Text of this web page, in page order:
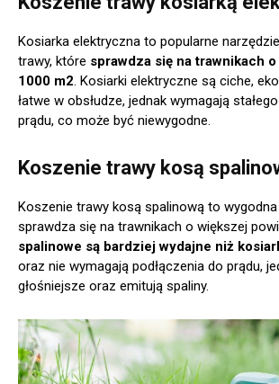
Kosiarka elektryczna to popularne
trawy, które sprawdza się na trawnikach
1000 m2. Kosiarki elektryczne są ciche,
łatwe w obsłudze, jednak wymagają
prądu, co może być niewygodne.
Koszenie trawy kosą
Koszenie trawy kosą spalinową to
sprawdza się na trawnikach o większej
spalinowe są bardziej wydajne niż
oraz nie wymagają podłączenia do prądu,
głośniejsze oraz emitują spaliny.